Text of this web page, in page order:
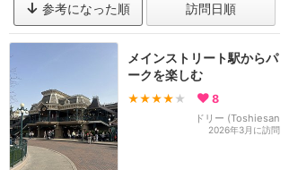
参考になった順 訪問日順
メインストリート駅からパ
ークを楽しむ
★★★★ ★ 8
ドリー (Toshiesan
2026年3月に訪問